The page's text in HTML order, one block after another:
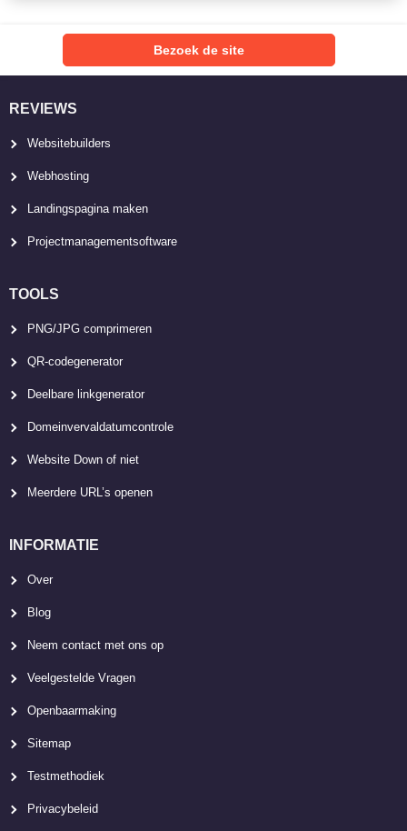
Bezoek de site
REVIEWS
Websitebuilders
Webhosting
Landingspagina maken
Projectmanagementsoftware
TOOLS
PNG/JPG comprimeren
QR-codegenerator
Deelbare linkgenerator
Domeinvervaldatumcontrole
Website Down of niet
Meerdere URL’s openen
INFORMATIE
Over
Blog
Neem contact met ons op
Veelgestelde Vragen
Openbaarmaking
Sitemap
Testmethodiek
Privacybeleid